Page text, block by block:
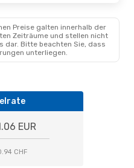
Preise galten innerhalb der
Zeiträume und stellen nicht
dar. Bitte beachten Sie, dass
unterliegen.
EUR
CHF